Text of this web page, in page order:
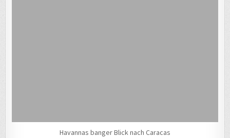
Havannas banger Blick nach Caracas